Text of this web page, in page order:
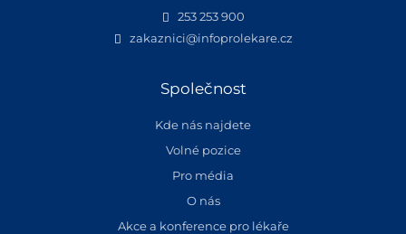
253 253 900
zakaznici@infoprolekare.cz
Společnost
Kde nás najdete
Volné pozice
Pro média
O nás
Akce a konference pro lékaře